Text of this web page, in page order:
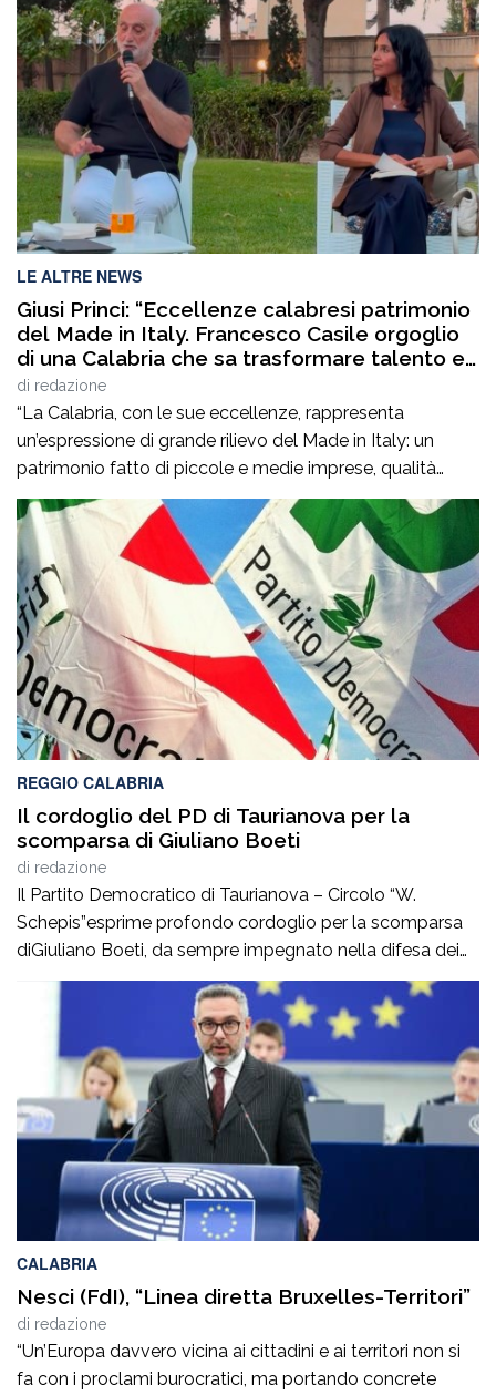
LE ALTRE NEWS
Giusi Princi: “Eccellenze calabresi patrimonio
del Made in Italy. Francesco Casile orgoglio
di una Calabria che sa trasformare talento e
competenze in valore”
di redazione
“La Calabria, con le sue eccellenze, rappresenta
un’espressione di grande rilievo del Made in Italy: un
patrimonio fatto di piccole e medie imprese, qualità
artigiane, saperi produttivi, creatività e competenze
capaci di tradurre l’identità dei territori in valore
riconosciuto in Italia e all’estero”. Lo afferma
l’europarlamentare Giusi Princi, intervenuta all’incontro di
presentazione del libro “Realtà […]
REGGIO CALABRIA
Il cordoglio del PD di Taurianova per la
scomparsa di Giuliano Boeti
di redazione
Il Partito Democratico di Taurianova – Circolo “W.
Schepis”esprime profondo cordoglio per la scomparsa
diGiuliano Boeti, da sempre impegnato nella difesa dei
valori democratici e antifascisti. Fondatore della sezione
ANPI di Taurianova e suo primo presidente,ha contribuito
con passione e coerenza alla vita civile e culturale della
nostra comunità, dedicando particolare attenzione alla
memoria storica […]
CALABRIA
Nesci (FdI), “Linea diretta Bruxelles-Territori”
di redazione
“Un’Europa davvero vicina ai cittadini e ai territori non si
fa con i proclami burocratici, ma portando concrete